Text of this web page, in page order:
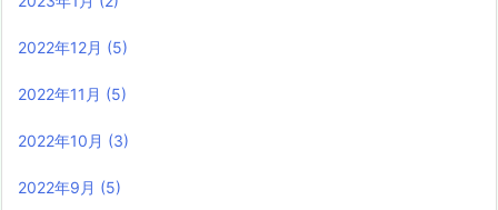
2022年12月 (5)
2022年11月 (5)
2022年10月 (3)
2022年9月 (5)